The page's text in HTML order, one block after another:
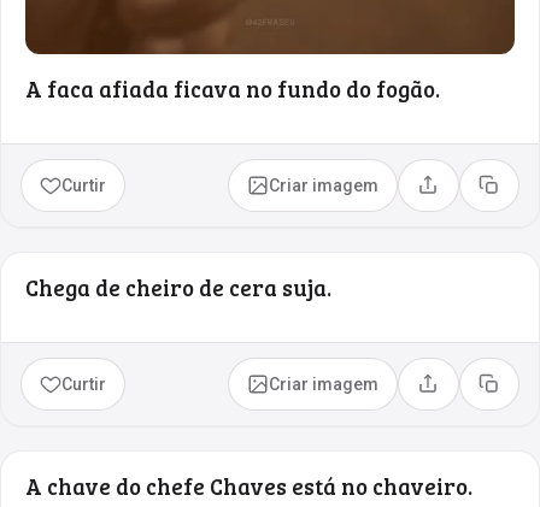
A faca afiada ficava no fundo do fogão.
Curtir Criar imagem Compartilhar
Copiar
Chega de cheiro de cera suja.
Curtir Criar imagem Compartilhar
Copiar
A chave do chefe Chaves está no chaveiro.